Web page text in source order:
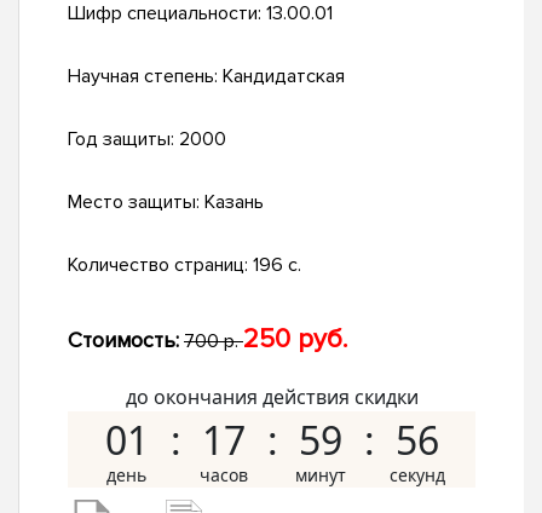
Шифр специальности: 13.00.01
Научная степень: Кандидатская
Год защиты: 2000
Место защиты: Казань
Количество страниц: 196 с.
Стоимость: 700 р.250 руб.
до окончания действия скидки
01 17 59 55